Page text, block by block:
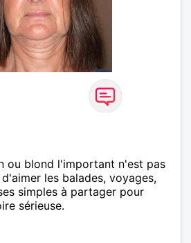
ou blond l'important n'est pas
les balades, voyages,
simples à partager pour
sérieuse.